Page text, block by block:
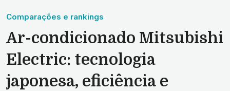
Comparações e rankings
Ar-condicionado Mitsubishi
Electric: tecnologia
japonesa, eficiência e